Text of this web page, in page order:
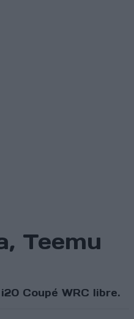
Teemu
Coupé WRC libre.